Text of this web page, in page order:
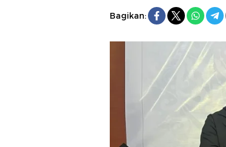
Bagikan: